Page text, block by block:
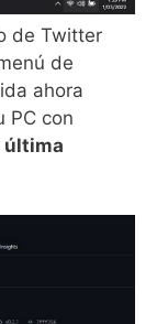
de Twitter
de
ahora
PC con
última